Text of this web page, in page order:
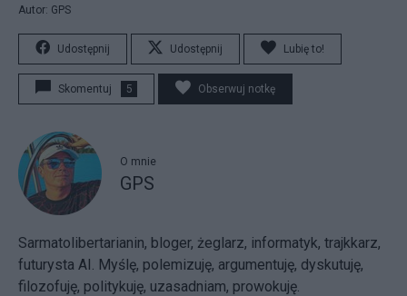
Autor: GPS
Udostępnij Udostępnij Lubię to!
Skomentuj 5 Obserwuj notkę
O mnie
GPS
Sarmatolibertarianin, bloger, żeglarz, informatyk, trajkkarz,
futurysta AI. Myślę, polemizuję, argumentuję, dyskutuję,
filozofuję, politykuję, uzasadniam, prowokuję.